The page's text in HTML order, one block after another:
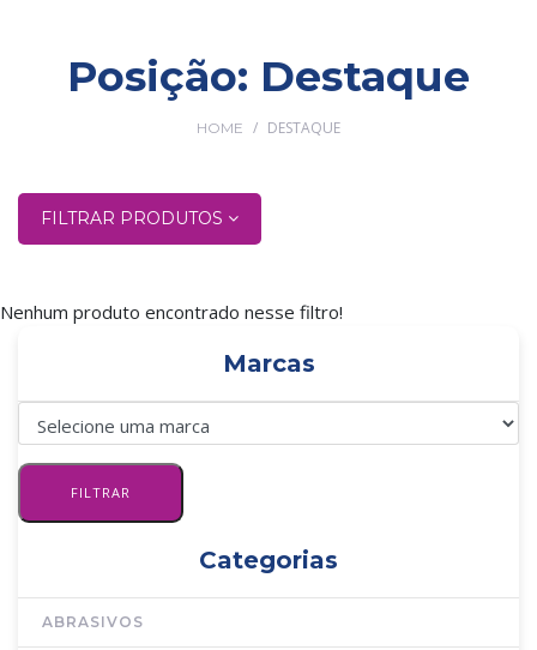
Posição: Destaque
HOME / DESTAQUE
FILTRAR PRODUTOS
Nenhum produto encontrado nesse filtro!
Marcas
Categorias
ABRASIVOS